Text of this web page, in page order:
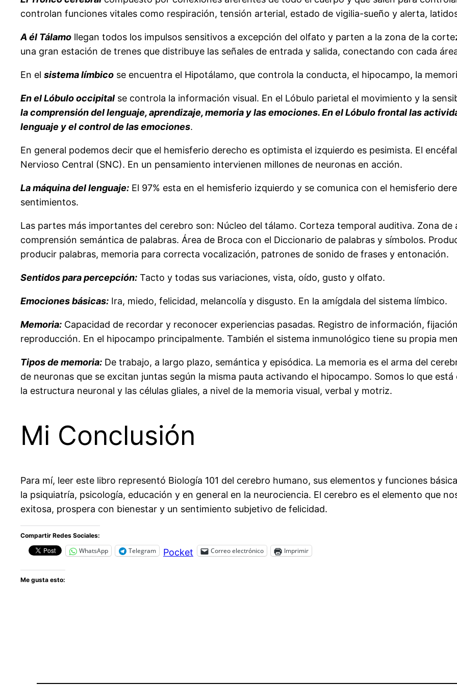
controlan funciones vitales como respiración, tensión arterial, estado de vigilia-sueño y alerta,
A él Tálamo llegan todos los impulsos sensitivos a excepción del olfato y parten a la zona de la
una gran estación de trenes que distribuye las señales de entrada y salida, conectando con cada
En el sistema límbico se encuentra el Hipotálamo, que controla la conducta, el hipocampo, la
En el Lóbulo occipital se controla la información visual. En el Lóbulo parietal el movimiento y la
la comprensión del lenguaje, aprendizaje, memoria y las emociones. En el Lóbulo frontal las
lenguaje y el control de las emociones.
En general podemos decir que el hemisferio derecho es optimista el izquierdo es pesimista. El
Nervioso Central (SNC). En un pensamiento intervienen millones de neuronas en acción.
La máquina del lenguaje: El 97% esta en el hemisferio izquierdo y se comunica con el hemisferio
sentimientos.
Las partes más importantes del cerebro son: Núcleo del tálamo. Corteza temporal auditiva. Zona de
comprensión semántica de palabras. Área de Broca con el Diccionario de palabras y símbolos.
producir palabras, memoria para correcta vocalización, patrones de sonido de frases y entonación.
Sentidos para percepción: Tacto y todas sus variaciones, vista, oído, gusto y olfato.
Emociones básicas: Ira, miedo, felicidad, melancolía y disgusto. En la amígdala del sistema límbico.
Memoria: Capacidad de recordar y reconocer experiencias pasadas. Registro de información,
reproducción. En el hipocampo principalmente. También el sistema inmunológico tiene su propia
Tipos de memoria: De trabajo, a largo plazo, semántica y episódica. La memoria es el arma del
de neuronas que se excitan juntas según la misma pauta activando el hipocampo. Somos lo que
la estructura neuronal y las células gliales, a nivel de la memoria visual, verbal y motriz.
Mi Conclusión
Para mí, leer este libro representó Biología 101 del cerebro humano, sus elementos y funciones
la psiquiatría, psicología, educación y en general en la neurociencia. El cerebro es el elemento que
exitosa, prospera con bienestar y un sentimiento subjetivo de felicidad.
Compartir Redes Sociales:
WhatsApp Telegram Pocket Correo electrónico Imprimir
Me gusta esto: